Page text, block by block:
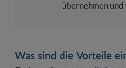
übernehmen und
Was sind die Vorteile